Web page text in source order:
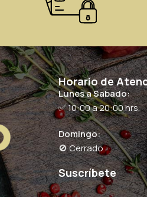
Horario de
Lunes a Sabado:
✅ 10:00 a 20:00 hrs.
Domingo:
🚫 Cerrado
Suscríbete